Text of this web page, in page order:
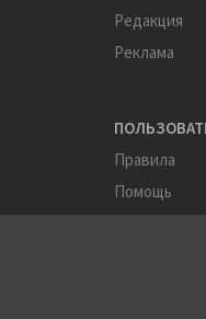
Редакция
Реклама
Правила
Помощь